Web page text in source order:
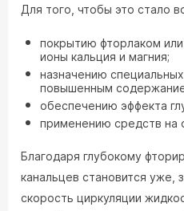
Для того, чтобы это стало
покрытию фторлаком
ионы кальция и магния;
назначению
повышенным
обеспечению эффекта
применению средств на
Благодаря глубокому
канальцев становится уже,
скорость циркуляции